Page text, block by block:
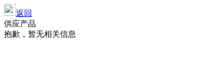
返回
供应产品
抱歉，暂无相关信息